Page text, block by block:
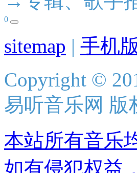
0
sitemap | 手机
Copyright ©
易听音乐网 版
本站所有音乐
如有侵犯权益